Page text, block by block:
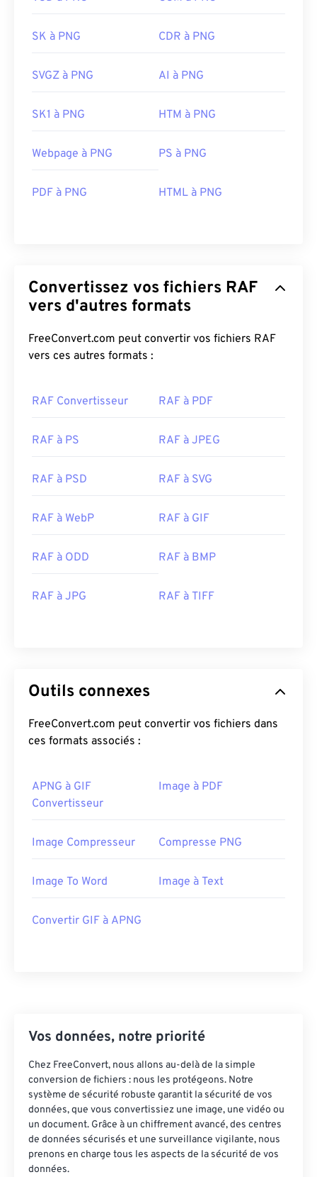
SK à PNG CDR à PNG
SVGZ à PNG AI à PNG
SK1 à PNG HTM à PNG
Webpage à PNG PS à PNG
PDF à PNG HTML à PNG
Convertissez vos fichiers RAF
vers d'autres formats
FreeConvert.com peut convertir vos fichiers RAF
vers ces autres formats :
RAF Convertisseur RAF à PDF
RAF à PS RAF à JPEG
RAF à PSD RAF à SVG
RAF à WebP RAF à GIF
RAF à ODD RAF à BMP
RAF à JPG RAF à TIFF
Outils connexes
FreeConvert.com peut convertir vos fichiers dans
ces formats associés :
APNG à GIF
Convertisseur
Image à PDF
Image Compresseur Compresse PNG
Image To Word Image à Text
Convertir GIF à APNG
Vos données, notre priorité
Chez FreeConvert, nous allons au-delà de la simple
conversion de fichiers : nous les protégeons. Notre
système de sécurité robuste garantit la sécurité de vos
données, que vous convertissiez une image, une vidéo ou
un document. Grâce à un chiffrement avancé, des centres
de données sécurisés et une surveillance vigilante, nous
prenons en charge tous les aspects de la sécurité de vos
données.